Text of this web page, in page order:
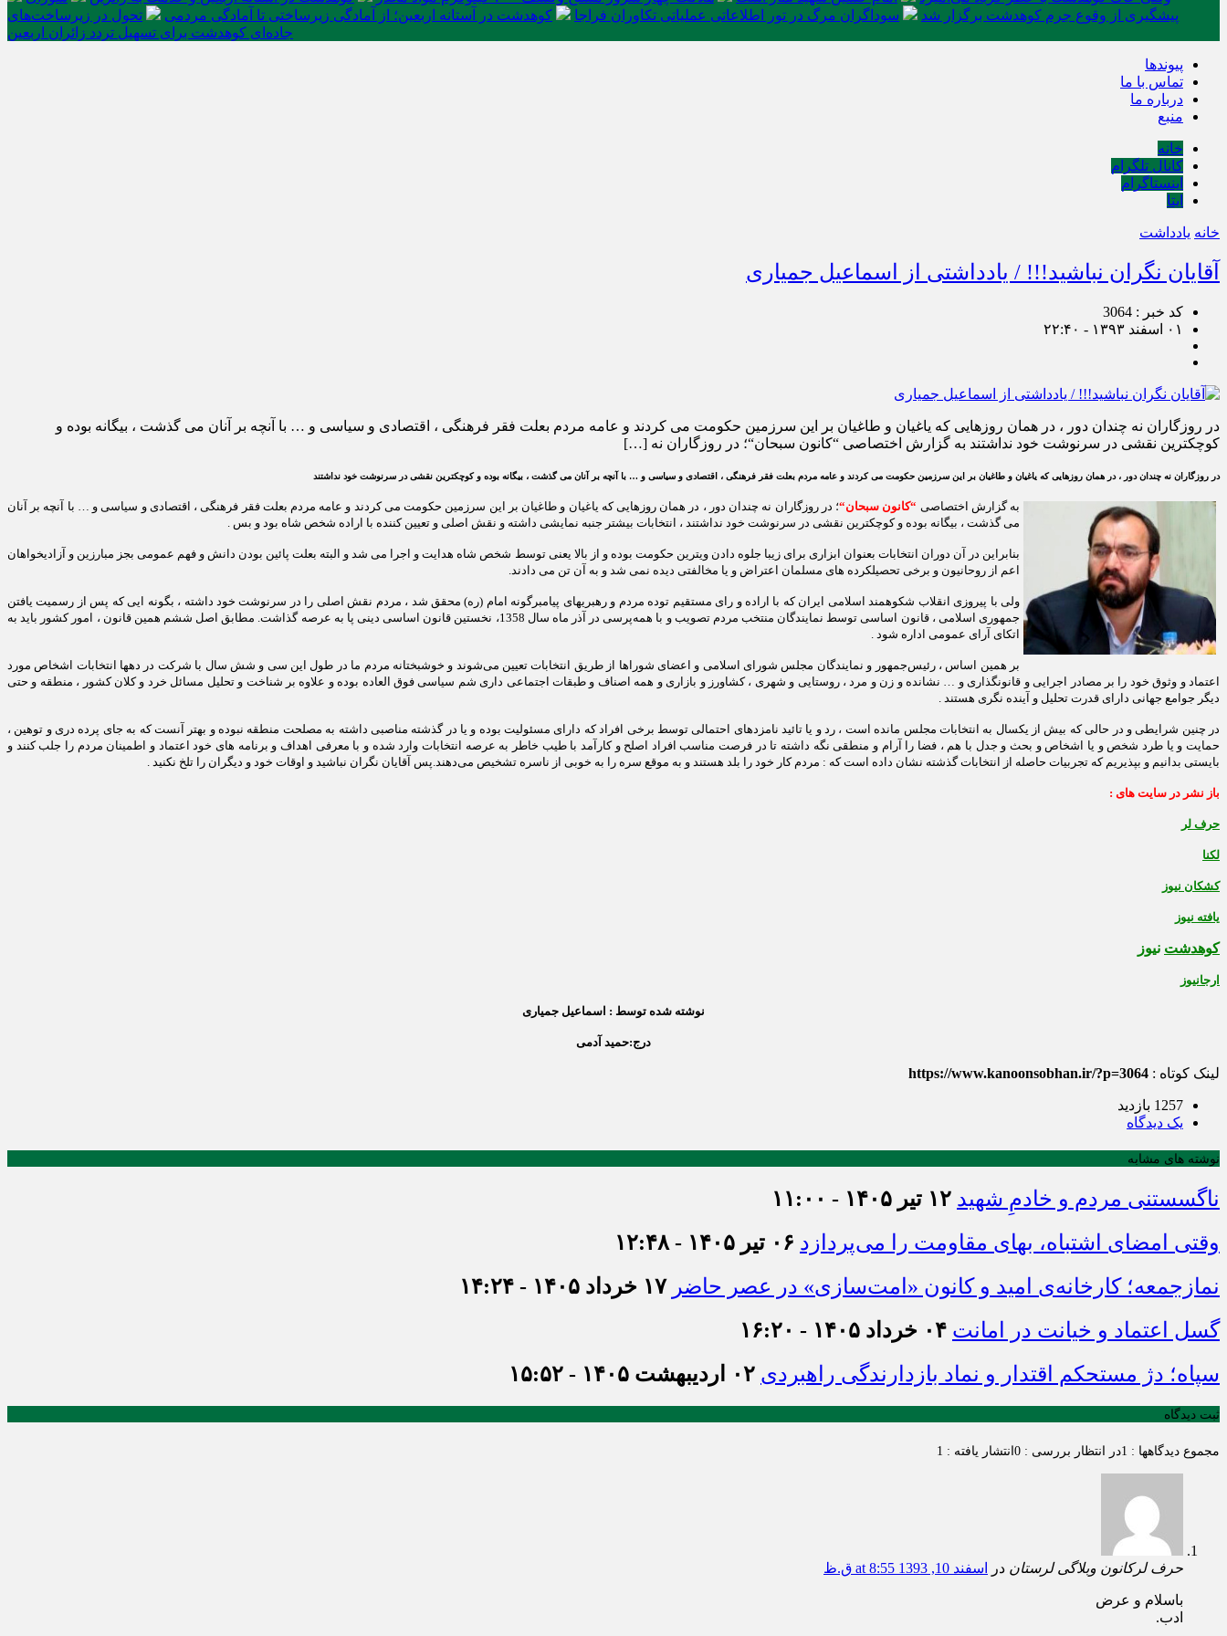
پیشگیری از وقوع جرم کوهدشت برگزار شد
سوداگران مرگ در تور اطلاعاتی عملیاتی تکاوران فراجا کوهدشت در آستانه اربعین؛ از آمادگی زیرساختی تا آمادگی مردمی
تحول در زیرساخت‌های
جاده‌ای کوهدشت برای تسهیل تردد زائران اربعین
پیوندها
تماس با ما
درباره ما
منبع
خانه
کانال تلگرام
اینستاگرام
ایتا
خانه یادداشت
آقایان نگران نباشید!!! / یادداشتی از اسماعیل جمیاری
کد خبر : 3064
۰۱ اسفند ۱۳۹۳ - ۲۲:۴۰
در روزگاران نه چندان دور ، در همان روزهایی که یاغیان و طاغیان بر این سرزمین حکومت می کردند و عامه مردم بعلت فقر فرهنگی ، اقتصادی و سیاسی و … با آنچه بر آنان می گذشت ، بیگانه بوده و
کوچکترین نقشی در سرنوشت خود نداشتند به گزارش اختصاصی “کانون سبحان“؛ در روزگاران نه […]
در روزگاران نه چندان دور ، در همان روزهایی که یاغیان و طاغیان بر این سرزمین حکومت می کردند و عامه مردم بعلت فقر فرهنگی ، اقتصادی و سیاسی و … با آنچه بر آنان می گذشت ، بیگانه بوده و کوچکترین نقشی در سرنوشت خود نداشتند
به گزارش اختصاصی “کانون سبحان“؛ در روزگاران نه چندان دور ، در همان روزهایی که یاغیان و طاغیان بر این سرزمین حکومت می کردند و عامه مردم بعلت فقر فرهنگی ، اقتصادی و سیاسی و … با آنچه بر آنان
می گذشت ، بیگانه بوده و کوچکترین نقشی در سرنوشت خود نداشتند ، انتخابات بیشتر جنبه نمایشی داشته و نقش اصلی و تعیین کننده با اراده شخص شاه بود و بس .
بنابراین در آن دوران انتخابات بعنوان ابزاری برای زیبا جلوه دادن ویترین حکومت بوده و از بالا یعنی توسط شخص شاه هدایت و اجرا می شد و البته بعلت پائین بودن دانش و فهم عمومی بجز مبارزین و آزادیخواهان
اعم از روحانیون و برخی تحصیلکرده های مسلمان اعتراض و یا مخالفتی دیده نمی شد و به آن تن می دادند.
ولی با پیروزی انقلاب شکوهمند اسلامی ایران که با اراده و رای مستقیم توده مردم و رهبریهای پیامبرگونه امام (ره) محقق شد ، مردم نقش اصلی را در سرنوشت خود داشته ، بگونه ایی که پس از رسمیت یافتن
جمهوری اسلامی ، قانون اساسی توسط نمایندگان منتخب مردم تصویب و با همه‌پرسی در آذر ماه سال 1358، نخستین قانون اساسی دینی پا به عرصه گذاشت. مطابق اصل ششم همین قانون ، امور کشور باید به
اتکای آرای عمومی اداره شود .
بر همین اساس ، رئیس‌جمهور و نمایندگان مجلس شورای اسلامی و اعضای شوراها از طریق انتخابات تعیین می‌شوند و خوشبختانه مردم ما در طول این سی و شش سال با شرکت در دهها انتخابات اشخاص مورد
اعتماد و وثوق خود را بر مصادر اجرایی و قانونگذاری و … نشانده و زن و مرد ، روستایی و شهری ، کشاورز و بازاری و همه اصناف و طبقات اجتماعی داری شم سیاسی فوق العاده بوده و علاوه بر شناخت و تحلیل مسائل خرد و کلان کشور ، منطقه و حتی
دیگر جوامع جهانی دارای قدرت تحلیل و آینده نگری هستند .
در چنین شرایطی و در حالی که بیش از یکسال به انتخابات مجلس مانده است ، رد و یا تائید نامزدهای احتمالی توسط برخی افراد که دارای مسئولیت بوده و یا در گذشته مناصبی داشته به مصلحت منطقه نبوده و بهتر آنست که به جای پرده دری و توهین ،
حمایت و یا طرد شخص و یا اشخاص و بحث و جدل با هم ، فضا را آرام و منطقی نگه داشته تا در فرصت مناسب افراد اصلح و کارآمد با طیب خاطر به عرصه انتخابات وارد شده و با معرفی اهداف و برنامه های خود اعتماد و اطمینان مردم را جلب کنند و
بایستی بدانیم و بپذیریم که تجربیات حاصله از انتخابات گذشته نشان داده است که : مردم کار خود را بلد هستند و به موقع سره را به خوبی از ناسره تشخیص می‌دهند.پس آقایان نگران نباشید و اوقات خود و دیگران را تلخ نکنید .
باز نشر در سایت های :
حرف لر
لکنا
کشکان نیوز
یافته نیوز
کوهدشت نیوز
ارجانیوز
نوشته شده توسط : اسماعیل جمیاری
درج:حمید آدمی
لینک کوتاه : https://www.kanoonsobhan.ir/?p=3064
1257 بازدید
يک دیدگاه
نوشته های مشابه
ناگسستنی مردم و خادمِ شهید ۱۲ تیر ۱۴۰۵ - ۱۱:۰۰
وقتی امضای اشتباه، بهای مقاومت را می‌پردازد ۰۶ تیر ۱۴۰۵ - ۱۲:۴۸
نمازجمعه؛ کارخانه‌ی امید و کانون «امت‌سازی» در عصر حاضر ۱۷ خرداد ۱۴۰۵ - ۱۴:۲۴
گسل اعتماد و خیانت در امانت ۰۴ خرداد ۱۴۰۵ - ۱۶:۲۰
سپاه؛ دژ مستحکم اقتدار و نماد بازدارندگی راهبردی ۰۲ اردیبهشت ۱۴۰۵ - ۱۵:۵۲
ثبت دیدگاه
مجموع دیدگاهها : 1 در انتظار بررسی : 0 انتشار یافته : 1
حرف لرکانون وبلاگی لرستان در اسفند 10, 1393 at 8:55 ق.ظ
باسلام و عرض
ادب.